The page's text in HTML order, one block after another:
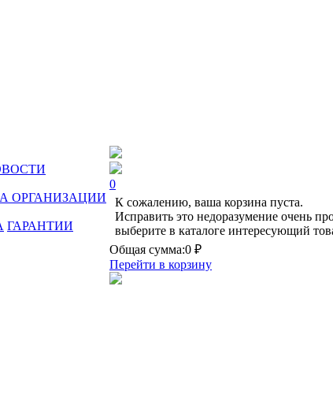
ОРГАНИЗАЦИИ
ГАРАНТИИ
0
К сожалению, ваша корзина пуста.
Исправить это недоразумение очень
выберите в каталоге интересующий
Общая сумма:0 ₽
Перейти в корзину